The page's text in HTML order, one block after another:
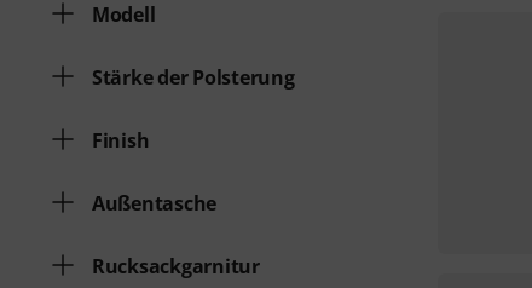
Modell
Stärke der Polsterung
Finish
Außentasche
Rucksackgarnitur